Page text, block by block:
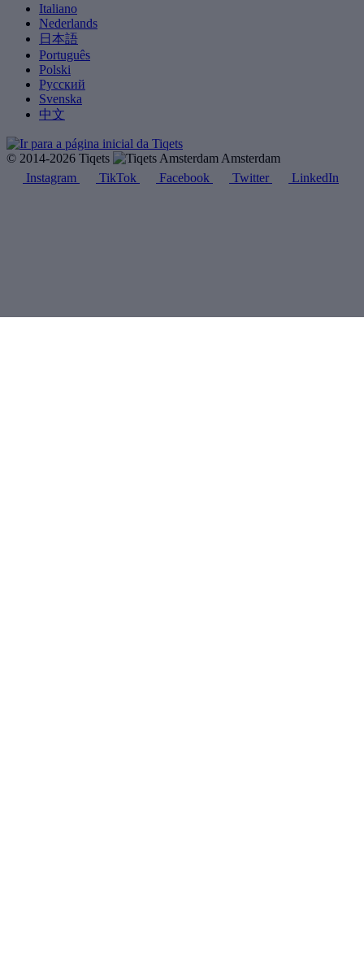
Italiano
Nederlands
日本語
Português
Polski
Русский
Svenska
中文
© 2014-2026 Tiqets
Amsterdam
Instagram
TikTok Facebook Twitter LinkedIn